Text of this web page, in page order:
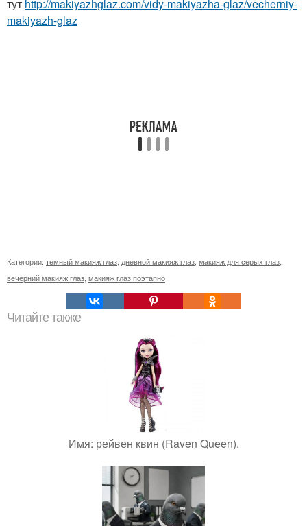
тут http://makiyazhglaz.com/vidy-makiyazha-glaz/vecherniy-
makiyazh-glaz
Категории: темный макияж глаз дневной макияж глаз макияж для серых глаз
вечерний макияж глаз макияж глаз поэтапно
Читайте также
Имя: рейвен квин (Raven Queen).